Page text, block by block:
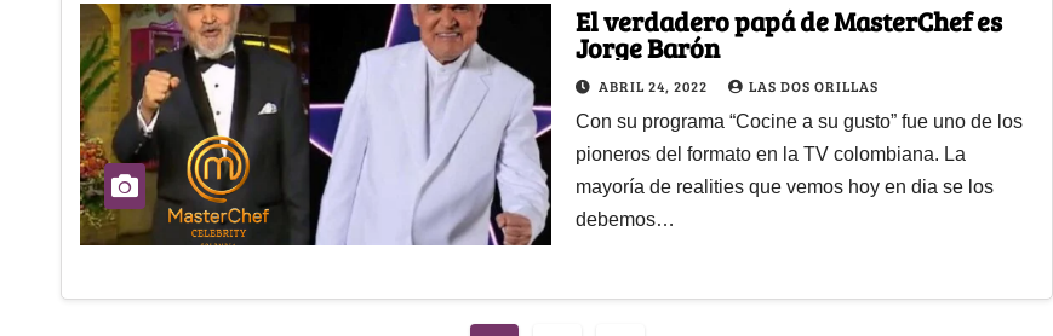
El verdadero papá de MasterChef es
Jorge Barón
ABRIL 24, 2022 LAS DOS ORILLAS
Con su programa “Cocine a su gusto” fue uno de los
pioneros del formato en la TV colombiana. La
mayoría de realities que vemos hoy en dia se los
debemos…